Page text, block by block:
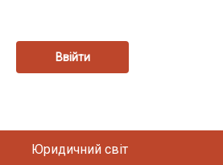
Ввійти
Юридичний світ